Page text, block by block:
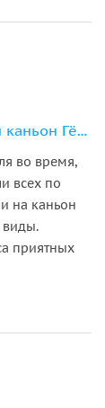
Активный групповой тур в живописный каньон Гёйнюк
во время,
всех по
на каньон
виды.
приятных